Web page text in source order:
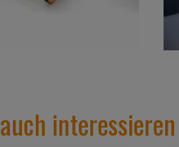
interessieren